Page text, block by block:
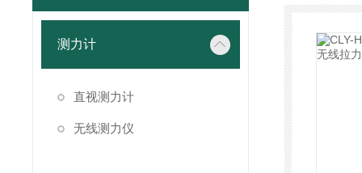
测力计
直视测力计
无线测力仪